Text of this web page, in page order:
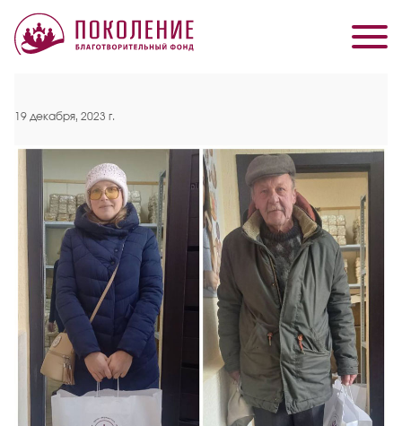
19 декабря, 2023 г.